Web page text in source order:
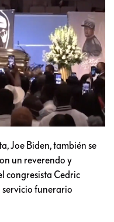
Joe Biden, también se
un reverendo y
congresista Cedric
servicio funerario